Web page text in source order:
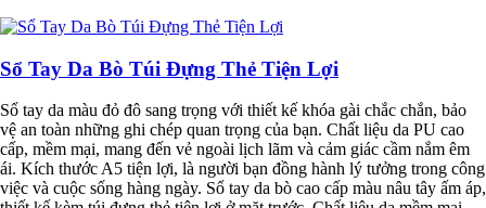
Sổ Tay Da Bò Túi Đựng Thẻ Tiện Lợi
Sổ tay da màu đỏ đô sang trọng với thiết kế khóa gài chắc chắn, bảo
vệ an toàn những ghi chép quan trọng của bạn. Chất liệu da PU cao
cấp, mềm mại, mang đến vẻ ngoài lịch lãm và cảm giác cầm nắm êm
ái. Kích thước A5 tiện lợi, là người bạn đồng hành lý tưởng trong công
việc và cuộc sống hàng ngày. Sổ tay da bò cao cấp màu nâu tây ấm áp,